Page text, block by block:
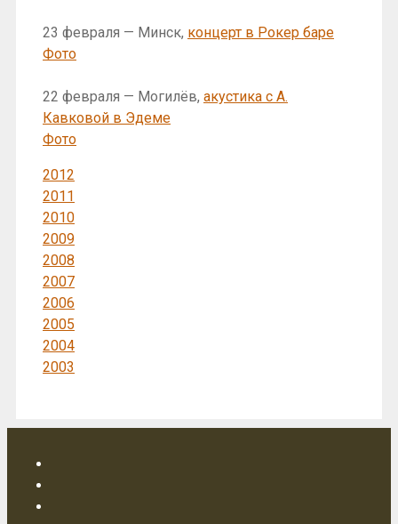
23 февраля — Минск, концерт в Рокер баре
Фото
22 февраля — Могилёв, акустика с А.
Кавковой в Эдеме
Фото
2012
2011
2010
2009
2008
2007
2006
2005
2004
2003